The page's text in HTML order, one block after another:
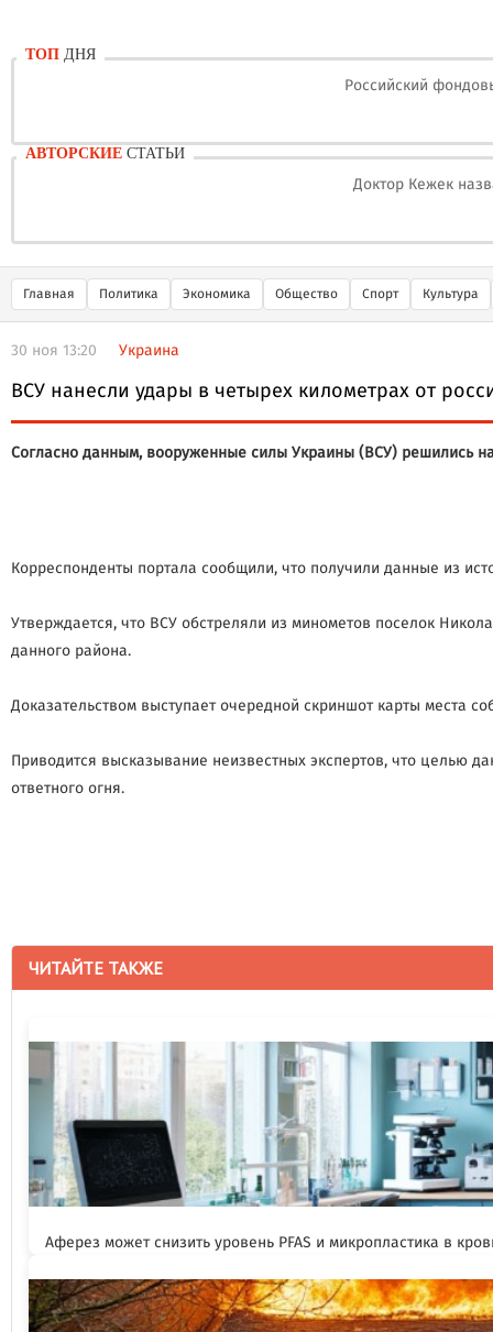
ТОП ДНЯ
Российский
АВТОРСКИЕ СТАТЬИ
Доктор Кежек
Главная Политика Экономика Общество Спорт Культура
ЧИТАЙТЕ ТАКЖЕ
Аферез может снизить уровень PFAS и микропластика в
30 ноя 13:20 Украина
ВСУ нанесли удары в четырех километрах от
Согласно данным, вооруженные силы Украины (ВСУ) решились
Корреспонденты портала сообщили, что получили данные из
Утверждается, что ВСУ обстреляли из минометов поселок
данного района.
Доказательством выступает очередной скриншот карты места
Приводится высказывание неизвестных экспертов, что целью
ответного огня.